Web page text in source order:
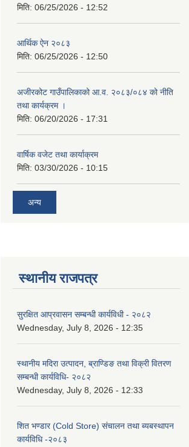
मिति: 06/25/2026 - 12:52
आर्थिक ऐन २०८३
मिति: 06/25/2026 - 12:50
अजीरकोट गाउँपालिकाको आ.व. २०८३/०८४ को नीति
तथा कार्यक्रम ।
मिति: 06/20/2026 - 17:31
वार्षिक वजेट तथा कार्याक्रम
मिति: 03/30/2026 - 10:15
अन्य
स्थानीय राजपत्र
सुरक्षित आप्रवासन सम्बन्धी कार्यविधी - २०८२
Wednesday, July 8, 2026 - 12:35
स्थानीय मदिरा उत्पादन, ब्राण्डिङ तथा विक्री वितरण
सम्बन्धी कार्यविधि- २०८२
Wednesday, July 8, 2026 - 12:33
शित भण्डार (Cold Store) संचालन तथा ब्यबस्थापन
कार्यविधि -२०८३